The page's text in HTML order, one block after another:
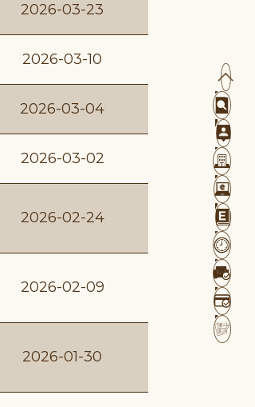
2026-03-23
2026-03-10
2026-03-04
2026-03-02
2026-02-24
2026-02-09
2026-01-30